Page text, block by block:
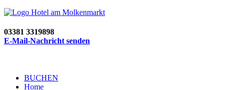
03381 3319898
E-Mail-Nachricht senden
BUCHEN
Home